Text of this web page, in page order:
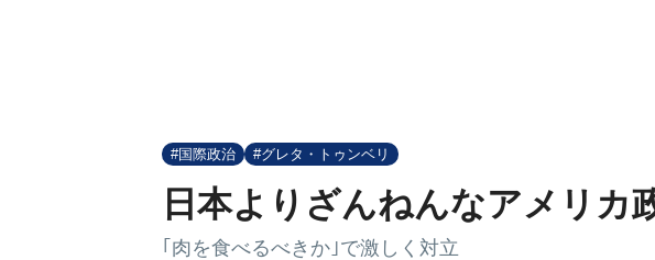
#国際政治 #グレタ・トゥンベリ
日本よりざんねんなアメリカ
｢肉を食べるべきか｣で激しく対立